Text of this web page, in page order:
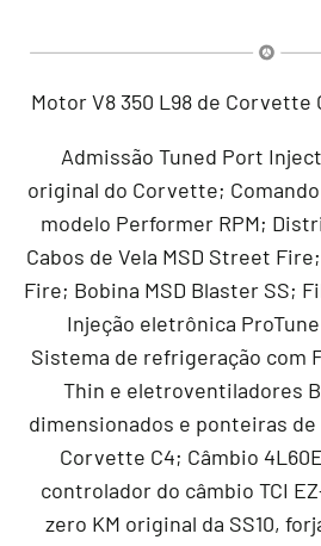
Motor V8 350 L98 de Corvette
Admissão Tuned Port
original do Corvette;
modelo Performer RPM;
Cabos de Vela MSD Street
Fire; Bobina MSD Blaster SS;
Injeção eletrônica
Sistema de refrigeração com
Thin e eletroventiladores
dimensionados e ponteiras
Corvette C4; Câmbio
controlador do câmbio TCI
zero KM original da SS10,